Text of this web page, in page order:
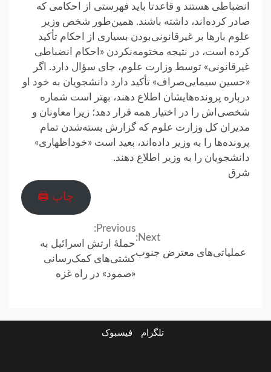
انضباطی هستند و قاعدتا باید فهرستی از احکامی که
صادر کرده‌اند، داشته باشند. همین‌طور شخص وزیر
علوم‌ بارها بر غیرقانونی‌بودن بسیاری از احکام تأکید
کرده است، در نتیجه مختومه‌نکردن «احکام انضباطی
غیرقانونی» توسط وزارت علوم، جای سؤال دارد. اگر
«حسین سیمایی‌صراف» تأکید دارد‌ دانشجویان به خود او
درباره پرونده‌هایشان اطلاع دهند، بهتر است شماره‌
شخصی‌اش را در اختیار همه قرار دهد؛ زیرا معاونان و
مدیران کل وزارت علوم که گزارش بسته‌شدن تمام
پرونده‌ها را به وزیر داده‌اند، بعید است «خوداظهاری»
دانشجویان را به وزیر اطلاع دهند.
شرق
چاپ 🖨
Reading
Previous:
حملهٔ ارتش اسرائیل به
کشتی‌های کمک‌رسانی
«صمود» در راه غزه
Next:
عملیاتی‌های معترض جنوب
تلگرام فیسبوک